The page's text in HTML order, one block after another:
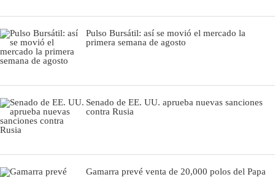
G de Gestión
Notas Contratadas
Podcast
Gestión TV
Videos
Fotogalerías
Pulso Bursátil: así se movió el mercado la
primera semana de agosto
Senado de EE. UU. aprueba nuevas sanciones
contra Rusia
Gamarra prevé venta de 20,000 polos del Papa